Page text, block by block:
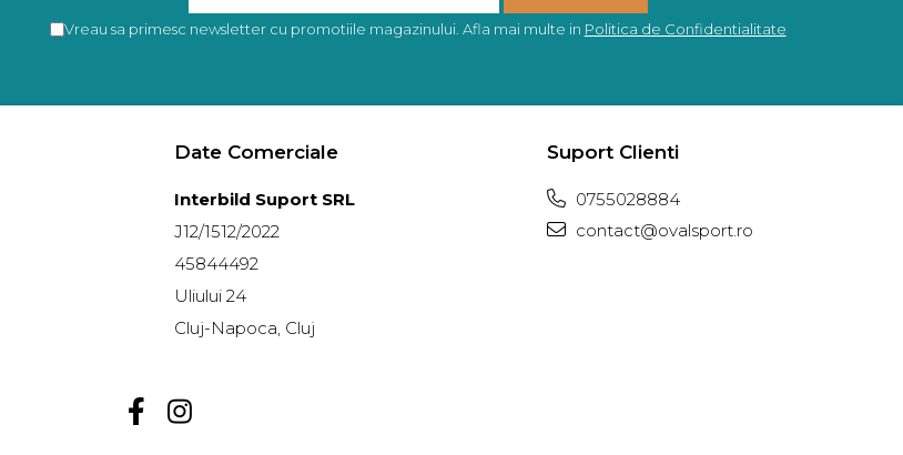
Vreau sa primesc newsletter cu promotiile magazinului. Afla mai multe in Politica de Confidentialitate
Date Comerciale
Interbild Suport SRL
J12/1512/2022
45844492
Uliului 24
Cluj-Napoca, Cluj
Suport Clienti
0755028884
contact@ovalsport.ro